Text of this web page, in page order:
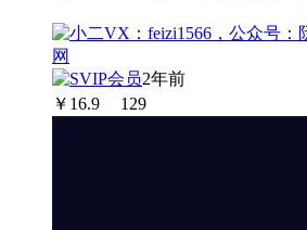
2年前
￥ 16.9 129